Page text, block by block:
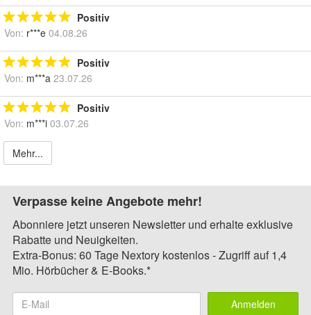
Positiv
Von: r***e 04.08.26
Positiv
Von: m***a 23.07.26
Positiv
Von: m***i 03.07.26
Mehr...
Verpasse keine Angebote mehr!
Abonniere jetzt unseren Newsletter und erhalte exklusive
Rabatte und Neuigkeiten.
Extra-Bonus: 60 Tage Nextory kostenlos - Zugriff auf 1,4
Mio. Hörbücher & E-Books.*
Anmelden